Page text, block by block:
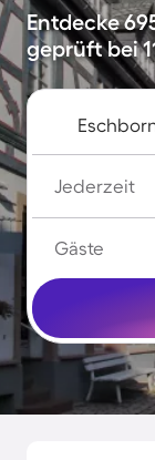
Entdecke
geprüft bei
Jederzeit
Gäste